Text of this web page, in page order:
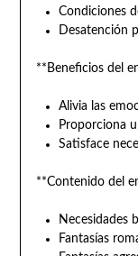
Condiciones
Desatención
**Beneficios del
Alivia las
Proporciona
Satisface
**Contenido del
Necesidades
Fantasías